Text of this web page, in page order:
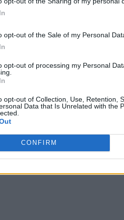
opt-out of the Sale of my Personal
opt-out of processing my Personal
opt-out of Collection, Use, Retention,
Data that Is Unrelated with the
CONFIRM